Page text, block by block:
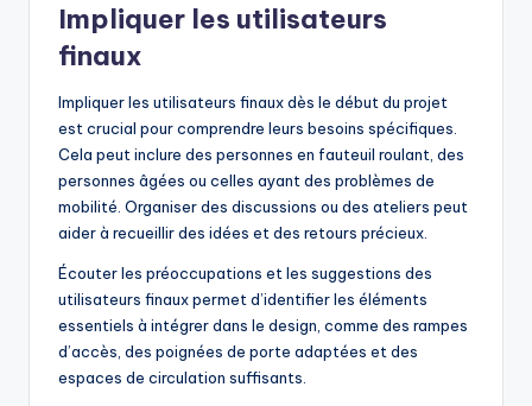
Impliquer les utilisateurs
finaux
Impliquer les utilisateurs finaux dès le début du projet
est crucial pour comprendre leurs besoins spécifiques.
Cela peut inclure des personnes en fauteuil roulant, des
personnes âgées ou celles ayant des problèmes de
mobilité. Organiser des discussions ou des ateliers peut
aider à recueillir des idées et des retours précieux.
Écouter les préoccupations et les suggestions des
utilisateurs finaux permet d’identifier les éléments
essentiels à intégrer dans le design, comme des rampes
d’accès, des poignées de porte adaptées et des
espaces de circulation suffisants.